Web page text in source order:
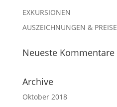
EXKURSIONEN
AUSZEICHNUNGEN & PREISE
Neueste Kommentare
Archive
Oktober 2018